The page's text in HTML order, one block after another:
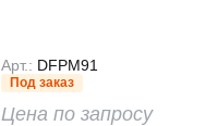
Арт.: DFPM91
Под заказ
Цена по запросу